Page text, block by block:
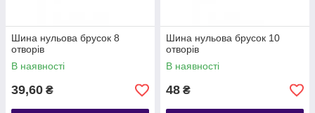
Шина нульова брусок 8
отворів
В наявності
39,60 ₴
Шина нульова брусок 10
отворів
В наявності
48 ₴